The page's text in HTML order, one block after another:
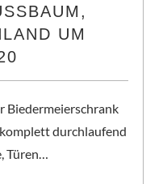
UM
Biedermeierschrank
durchlaufend
Türen…